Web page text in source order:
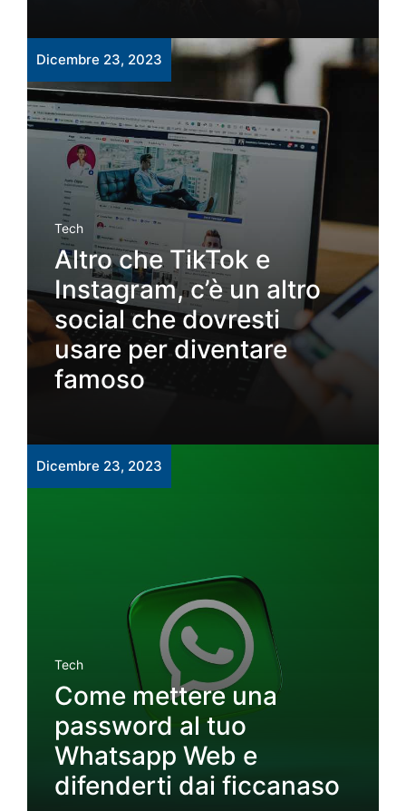
Dicembre 23, 2023
Tech
Altro che TikTok e
Instagram, c’è un altro
social che dovresti
usare per diventare
famoso
Dicembre 23, 2023
Tech
Come mettere una
password al tuo
Whatsapp Web e
difenderti dai ficcanaso